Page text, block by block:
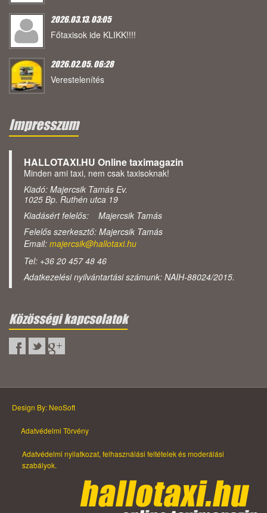
2026.03.13. 03:05
Főtaxisok ide KLIKK!!!!
2026.02.05. 06:28
Verestelenítés
Impresszum
HALLOTAXI.HU Online taximagazin
Minden ami taxi, nem csak taxisoknak!
Kiadó: Majercsik Tamás Ev.
1025 Bp. Ruthén utca 19
Kiadásért felelős: Majercsik Tamás
Felelős szerkesztő: Majercsik Tamás
Email: majercsik@hallotaxi.hu
Tel: +36 20 457 48 46
Adatkezelési nyilvántartási számunk: NAIH-88024/2015.
Közösségi kapcsolatok
Design By: NeoSoft
Adatvédelmi Törvény
Adatvédelmi nyilatkozat, felhasználási feltételek és moderálási
szabályok.